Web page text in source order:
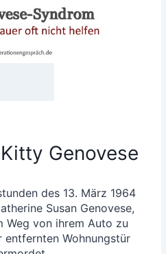
Genovese
des 13. März 1964
Sus­an Geno­ve­se,
Weg von ihrem Auto zu
Woh­nungs­tür